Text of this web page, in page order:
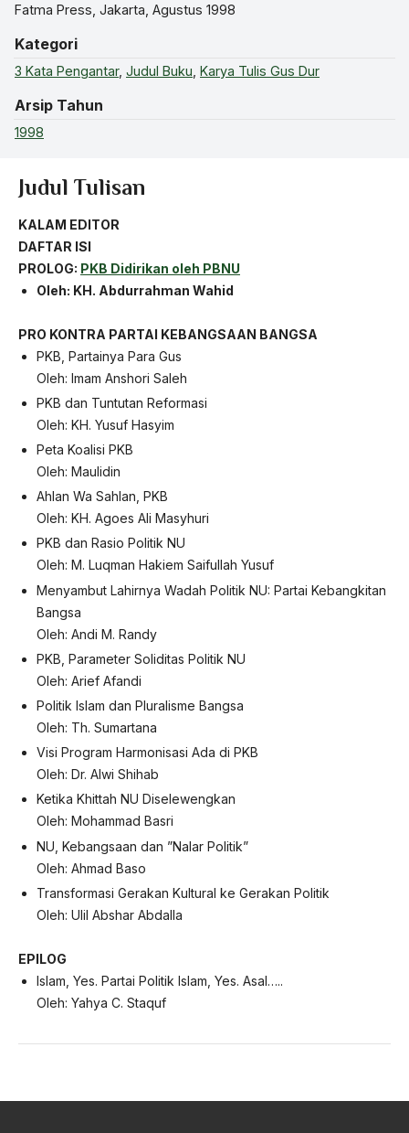
Fatma Press, Jakarta, Agustus 1998
Kategori
3 Kata Pengantar, Judul Buku Karya Tulis Gus Dur
Arsip Tahun
1998
Judul Tulisan
KALAM EDITOR
DAFTAR ISI
PROLOG: PKB Didirikan oleh PBNU
Oleh: KH. Abdurrahman Wahid
PRO KONTRA PARTAI KEBANGSAAN BANGSA
PKB, Partainya Para Gus
Oleh: Imam Anshori Saleh
PKB dan Tuntutan Reformasi
Oleh: KH. Yusuf Hasyim
Peta Koalisi PKB
Oleh: Maulidin
Ahlan Wa Sahlan, PKB
Oleh: KH. Agoes Ali Masyhuri
PKB dan Rasio Politik NU
Oleh: M. Luqman Hakiem Saifullah Yusuf
Menyambut Lahirnya Wadah Politik NU: Partai Kebangkitan
Bangsa
Oleh: Andi M. Randy
PKB, Parameter Soliditas Politik NU
Oleh: Arief Afandi
Politik Islam dan Pluralisme Bangsa
Oleh: Th. Sumartana
Visi Program Harmonisasi Ada di PKB
Oleh: Dr. Alwi Shihab
Ketika Khittah NU Diselewengkan
Oleh: Mohammad Basri
NU, Kebangsaan dan ”Nalar Politik”
Oleh: Ahmad Baso
Transformasi Gerakan Kultural ke Gerakan Politik
Oleh: Ulil Abshar Abdalla
EPILOG
Islam, Yes. Partai Politik Islam, Yes. Asal…..
Oleh: Yahya C. Staquf